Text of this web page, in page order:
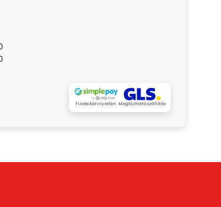
Fizess könnyedén Megbízható szállítás